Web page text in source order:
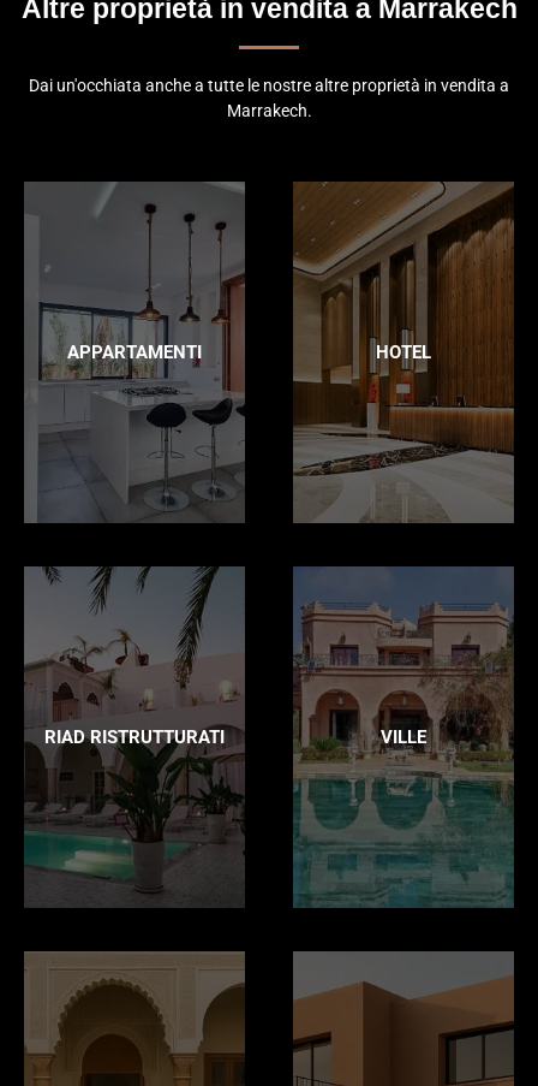
Altre proprietà in vendita a Marrakech
Dai un'occhiata anche a tutte le nostre altre proprietà in vendita a
Marrakech.
APPARTAMENTI HOTEL
RIAD RISTRUTTURATI VILLE